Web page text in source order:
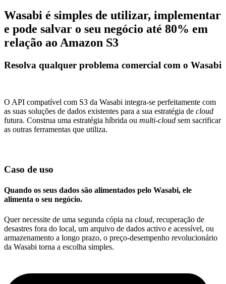
Wasabi é simples de utilizar, implementar
e pode salvar o seu negócio até 80% em
relação ao Amazon S3
Resolva qualquer problema comercial com o Wasabi
O API compatível com S3 da Wasabi integra-se perfeitamente com
as suas soluções de dados existentes para a sua estratégia de cloud
futura. Construa uma estratégia híbrida ou multi-cloud sem sacrificar
as outras ferramentas que utiliza.
Caso de uso
Quando os seus dados são alimentados pelo Wasabi, ele
alimenta o seu negócio.
Quer necessite de uma segunda cópia na cloud, recuperação de
desastres fora do local, um arquivo de dados activo e acessível, ou
armazenamento a longo prazo, o preço-desempenho revolucionário
da Wasabi torna a escolha simples.